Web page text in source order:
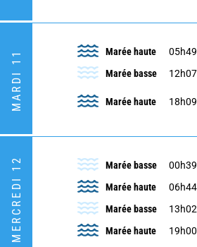
MARDI 11 Marée haute 05h49
Marée basse
12h07
Marée haute 18h09
MERCREDI 12 Marée basse 00h39
Marée haute
06h44
Marée basse 13h02
Marée haute
19h00